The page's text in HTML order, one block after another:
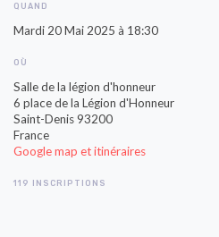
QUAND
Mardi 20 Mai 2025 à 18:30
OÙ
Salle de la légion d'honneur
6 place de la Légion d'Honneur
Saint-Denis 93200
France
Google map et itinéraires
119 INSCRIPTIONS